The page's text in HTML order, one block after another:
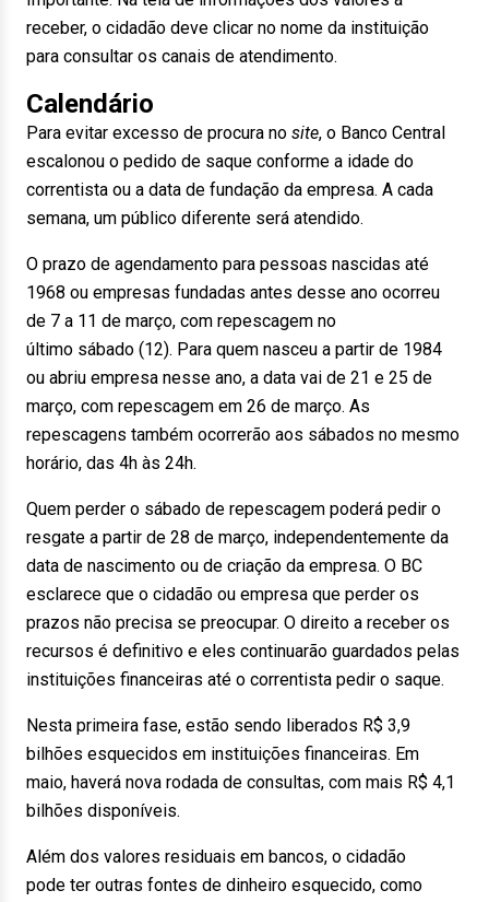
receber, o cidadão deve clicar no nome da instituição
para consultar os canais de atendimento.
Calendário
Para evitar excesso de procura no site, o Banco Central
escalonou o pedido de saque conforme a idade do
correntista ou a data de fundação da empresa. A cada
semana, um público diferente será atendido.
O prazo de agendamento para pessoas nascidas até
1968 ou empresas fundadas antes desse ano ocorreu
de 7 a 11 de março, com repescagem no
último sábado (12). Para quem nasceu a partir de 1984
ou abriu empresa nesse ano, a data vai de 21 e 25 de
março, com repescagem em 26 de março. As
repescagens também ocorrerão aos sábados no mesmo
horário, das 4h às 24h.
Quem perder o sábado de repescagem poderá pedir o
resgate a partir de 28 de março, independentemente da
data de nascimento ou de criação da empresa. O BC
esclarece que o cidadão ou empresa que perder os
prazos não precisa se preocupar. O direito a receber os
recursos é definitivo e eles continuarão guardados pelas
instituições financeiras até o correntista pedir o saque.
Nesta primeira fase, estão sendo liberados R$ 3,9
bilhões esquecidos em instituições financeiras. Em
maio, haverá nova rodada de consultas, com mais R$ 4,1
bilhões disponíveis.
Além dos valores residuais em bancos, o cidadão
pode ter outras fontes de dinheiro esquecido, como